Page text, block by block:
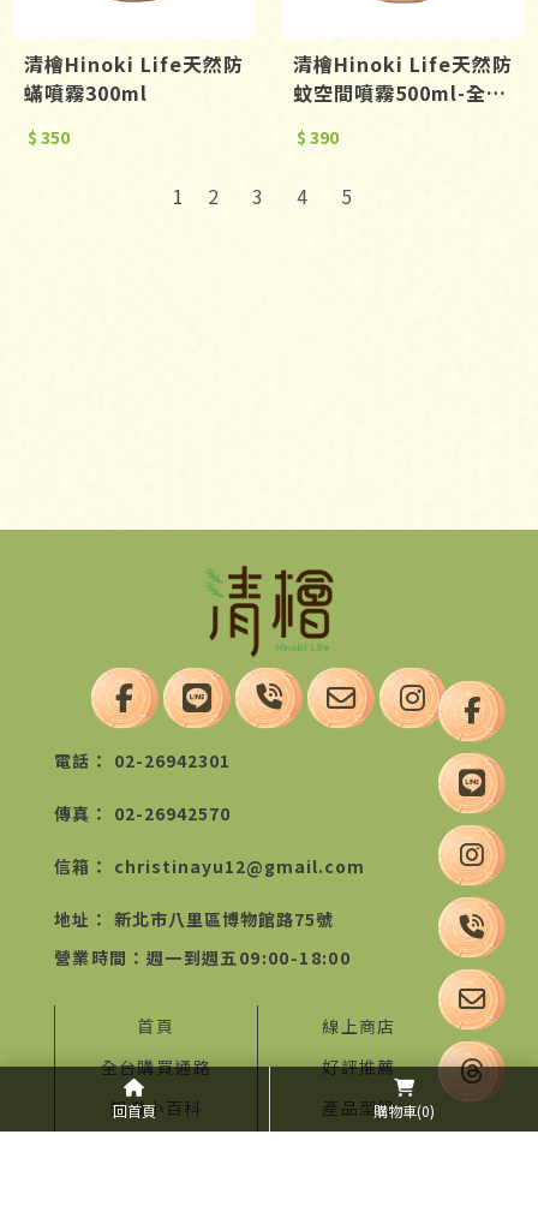
清檜Hinoki Life天然防
蟎噴霧300ml
$ 350
清檜Hinoki Life天然防
蚊空間噴霧500ml-全新
$ 390
1 2 3 4 5
回首頁 購物車(0)
02-26942301
02-26942570
christinayu12@gmail.com
新北市八里區博物館路75號
首頁
線上商店
全台購買通路
好評推薦
知識小百科
產品型錄